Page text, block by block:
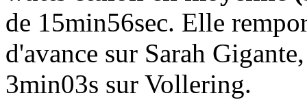
de 15min56sec. Elle
d'avance sur Sarah
3min03s sur Vollering.